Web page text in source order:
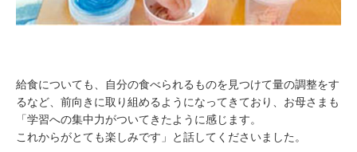
給食についても、自分の食べられるものを見つけて量の調整をす
るなど、前向きに取り組めるようになってきており、お母さまも
「学習への集中力がついてきたように感じます。
これからがとても楽しみです」と話してくださいました。